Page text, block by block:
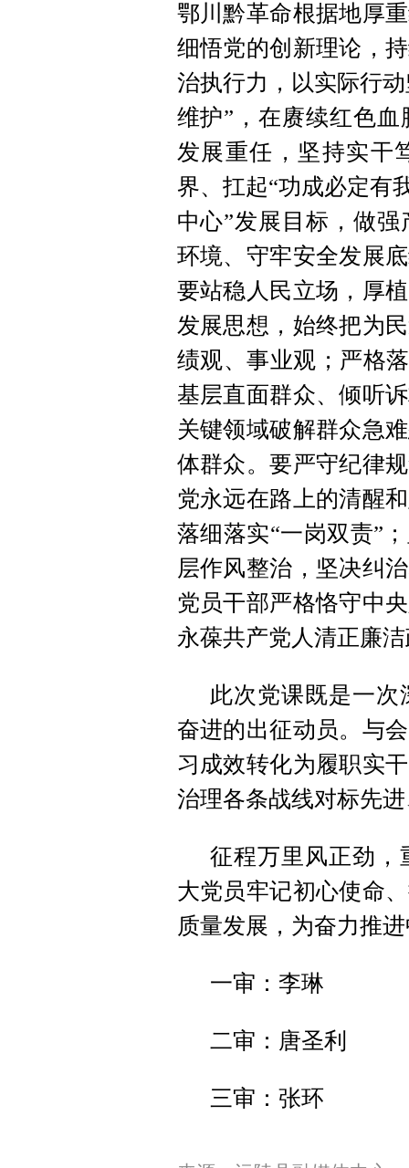
鄂川黔革命根据地厚
细悟党的创新理论，
治执行力，以实际行
维护”，在赓续红色
发展重任，坚持实干
界、扛起“功成必定有
中心”发展目标，做
环境、守牢安全发展
要站稳人民立场，厚
发展思想，始终把为
绩观、事业观；严格
基层直面群众、倾听
关键领域破解群众急
体群众。要严守纪律
党永远在路上的清醒
落细落实“一岗双责”
层作风整治，坚决纠
党员干部严格恪守中
永葆共产党人清正廉
此次党课既是一
奋进的出征动员。与
习成效转化为履职实
治理各条战线对标先
征程万里风正劲，
大党员牢记初心使命
质量发展，为奋力推
一审：李琳
二审：唐圣利
三审：张环